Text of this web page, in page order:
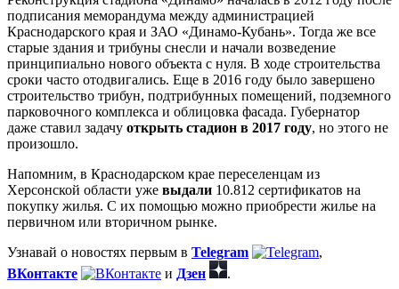
подписания меморандума между администрацией
Краснодарского края и ЗАО «Динамо-Кубань». Тогда же все
старые здания и трибуны снесли и начали возведение
принципиально нового объекта с нуля. В ходе строительства
сроки часто отодвигались. Еще в 2016 году было завершено
строительство трибун, подтрибунных помещений, подземного
парковочного комплекса и облицовка фасада. Губернатор
даже ставил задачу открыть стадион в 2017 году, но этого не
произошло.
Напомним, в Краснодарском крае переселенцам из
Херсонской области уже выдали 10.812 сертификатов на
покупку жилья. С их помощью можно приобрести жилье на
первичном или вторичном рынке.
Узнавай о новостях первым в Telegram
,
ВКонтакте
и Дзен .